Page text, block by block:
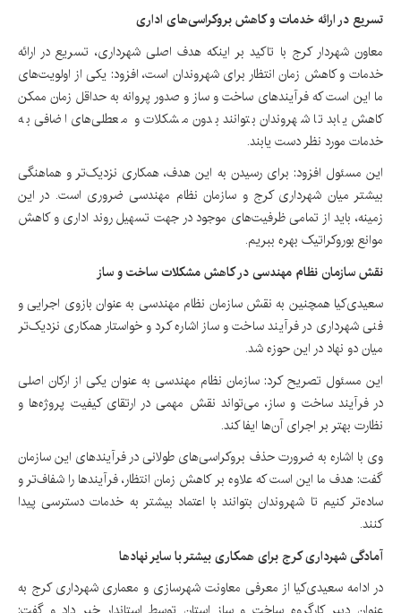
تسریع در ارائه خدمات و کاهش بروکراسی‌های اداری
معاون شهردار کرج با تاکید بر اینکه هدف اصلی شهرداری، تسریع در ارائه
خدمات و کاهش زمان انتظار برای شهروندان است، افزود: یکی از اولویت‌های
ما این است که فرآیندهای ساخت و ساز و صدور پروانه به حداقل زمان ممکن
کاهش یابد تا شهروندان بتوانند بدون مشکلات و معطلی‌های اضافی به
خدمات مورد نظر دست یابند.
این مسئول افزود: برای رسیدن به این هدف، همکاری نزدیک‌تر و هماهنگی
بیشتر میان شهرداری کرج و سازمان نظام مهندسی ضروری است. در این
زمینه، باید از تمامی ظرفیت‌های موجود در جهت تسهیل روند اداری و کاهش
موانع بوروکراتیک بهره ببریم.
نقش سازمان نظام مهندسی در کاهش مشکلات ساخت و ساز
سعیدی‌کیا همچنین به نقش سازمان نظام مهندسی به عنوان بازوی اجرایی و
فنی شهرداری در فرآیند ساخت و ساز اشاره کرد و خواستار همکاری نزدیک‌تر
میان دو نهاد در این حوزه شد.
این مسئول تصریح کرد: سازمان نظام مهندسی به عنوان یکی از ارکان اصلی
در فرآیند ساخت و ساز، می‌تواند نقش مهمی در ارتقای کیفیت پروژه‌ها و
نظارت بهتر بر اجرای آن‌ها ایفا کند.
وی با اشاره به ضرورت حذف بروکراسی‌های طولانی در فرآیندهای این سازمان
گفت: هدف ما این است که علاوه بر کاهش زمان انتظار، فرآیندها را شفاف‌تر و
ساده‌تر کنیم تا شهروندان بتوانند با اعتماد بیشتر به خدمات دسترسی پیدا
کنند.
آمادگی شهرداری کرج برای همکاری بیشتر با سایر نهادها
در ادامه سعیدی‌کیا از معرفی معاونت شهرسازی و معماری شهرداری کرج به